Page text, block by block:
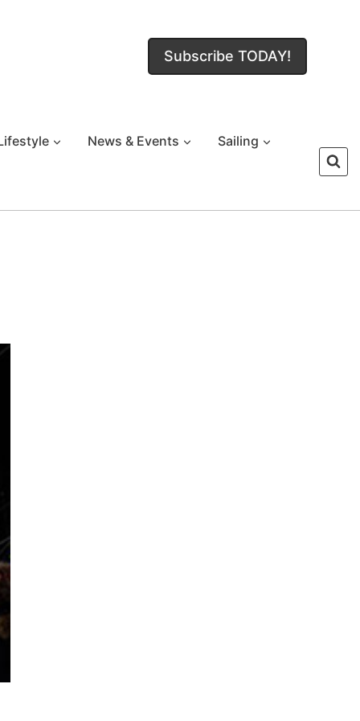
Subscribe TODAY!
News & Events Sailing